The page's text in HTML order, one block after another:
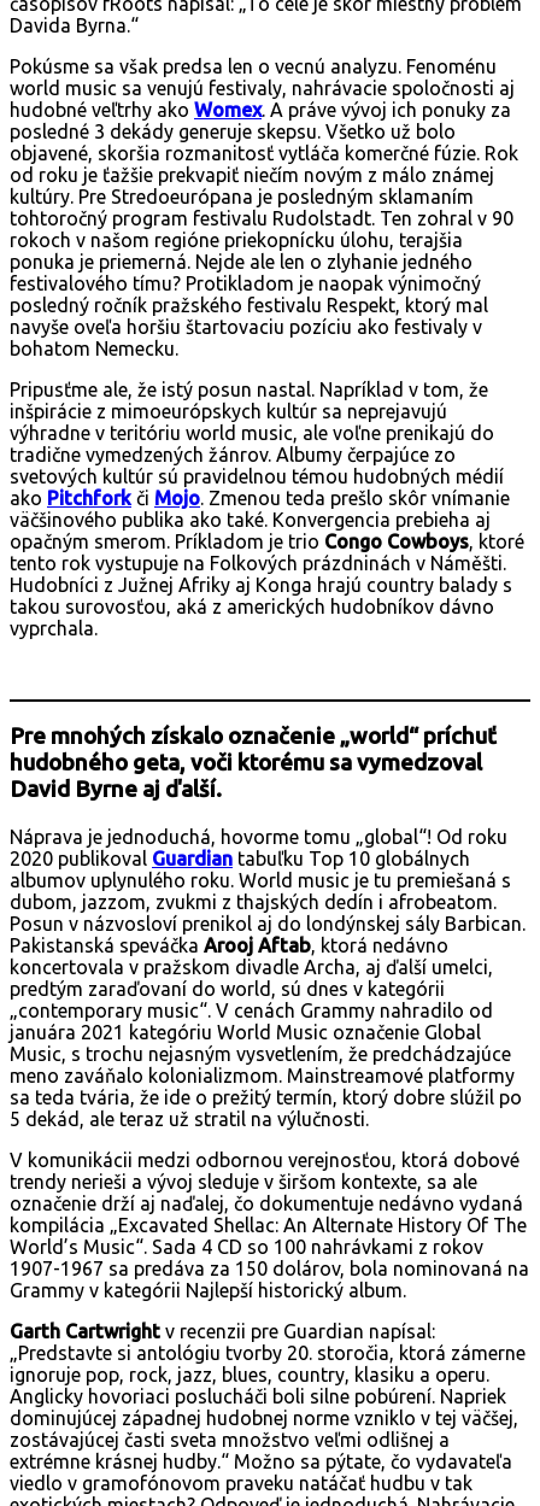
Davida Byrna.“
Pokúsme sa však predsa len o vecnú analyzu. Fenoménu
world music sa venujú festivaly, nahrávacie spoločnosti aj
hudobné veľtrhy ako Womex. A práve vývoj ich ponuky za
posledné 3 dekády generuje skepsu. Všetko už bolo
objavené, skoršia rozmanitosť vytláča komerčné fúzie. Rok
od roku je ťažšie prekvapiť niečím novým z málo známej
kultúry. Pre Stredoeurópana je posledným sklamaním
tohtoročný program festivalu Rudolstadt. Ten zohral v 90
rokoch v našom regióne priekopnícku úlohu, terajšia
ponuka je priemerná. Nejde ale len o zlyhanie jedného
festivalového tímu? Protikladom je naopak výnimočný
posledný ročník pražského festivalu Respekt, ktorý mal
navyše oveľa horšiu štartovaciu pozíciu ako festivaly v
bohatom Nemecku.
Pripusťme ale, že istý posun nastal. Napríklad v tom, že
inšpirácie z mimoeurópskych kultúr sa neprejavujú
výhradne v teritóriu world music, ale voľne prenikajú do
tradične vymedzených žánrov. Albumy čerpajúce zo
svetových kultúr sú pravidelnou témou hudobných médií
ako Pitchfork či Mojo. Zmenou teda prešlo skôr vnímanie
väčšinového publika ako také. Konvergencia prebieha aj
opačným smerom. Príkladom je trio Congo Cowboys, ktoré
tento rok vystupuje na Folkových prázdninách v Náměšti.
Hudobníci z Južnej Afriky aj Konga hrajú country balady s
takou surovosťou, aká z amerických hudobníkov dávno
vyprchala.
Pre mnohých získalo označenie „world“ príchuť
hudobného geta, voči ktorému sa vymedzoval
David Byrne aj ďalší.
Náprava je jednoduchá, hovorme tomu „global“! Od roku
2020 publikoval Guardian tabuľku Top 10 globálnych
albumov uplynulého roku. World music je tu premiešaná s
dubom, jazzom, zvukmi z thajských dedín i afrobeatom.
Posun v názvosloví prenikol aj do londýnskej sály Barbican.
Pakistanská speváčka Arooj Aftab, ktorá nedávno
koncertovala v pražskom divadle Archa, aj ďalší umelci,
predtým zaraďovaní do world, sú dnes v kategórii
„contemporary music“. V cenách Grammy nahradilo od
januára 2021 kategóriu World Music označenie Global
Music, s trochu nejasným vysvetlením, že predchádzajúce
meno zaváňalo kolonializmom. Mainstreamové platformy
sa teda tvária, že ide o prežitý termín, ktorý dobre slúžil po
5 dekád, ale teraz už stratil na výlučnosti.
V komunikácii medzi odbornou verejnosťou, ktorá dobové
trendy nerieši a vývoj sleduje v širšom kontexte, sa ale
označenie drží aj naďalej, čo dokumentuje nedávno vydaná
kompilácia „Excavated Shellac: An Alternate History Of The
World’s Music“. Sada 4 CD so 100 nahrávkami z rokov
1907-1967 sa predáva za 150 dolárov, bola nominovaná na
Grammy v kategórii Najlepší historický album.
Garth Cartwright v recenzii pre Guardian napísal:
„Predstavte si antológiu tvorby 20. storočia, ktorá zámerne
ignoruje pop, rock, jazz, blues, country, klasiku a operu.
Anglicky hovoriaci poslucháči boli silne pobúrení. Napriek
dominujúcej západnej hudobnej norme vzniklo v tej väčšej,
zostávajúcej časti sveta množstvo veľmi odlišnej a
extrémne krásnej hudby.“ Možno sa pýtate, čo vydavateľa
viedlo v gramofónovom praveku natáčať hudbu v tak